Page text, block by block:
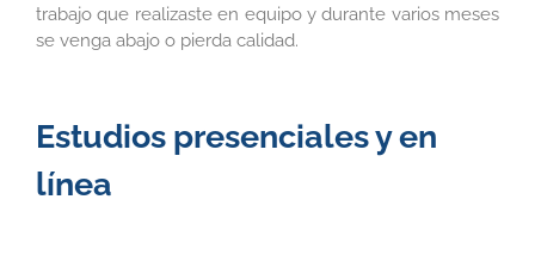
trabajo que realizaste en equipo y durante varios meses
se venga abajo o pierda calidad.
Estudios presenciales y en
línea